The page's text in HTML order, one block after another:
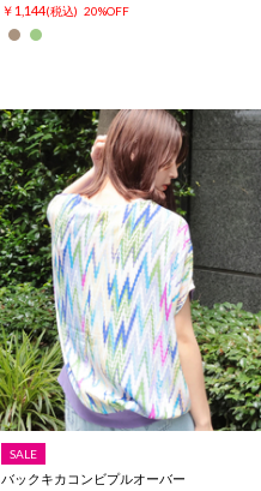
￥1,144(税込) 20%OFF
SALE
バックキカコンビプルオーバー